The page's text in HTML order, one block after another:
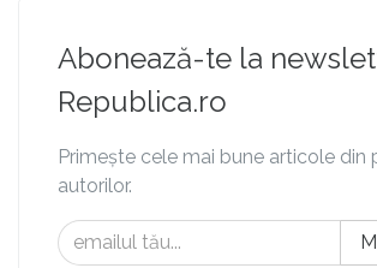
Abonează-te la
Republica.ro
Primește cele mai bune articole din
autorilor.